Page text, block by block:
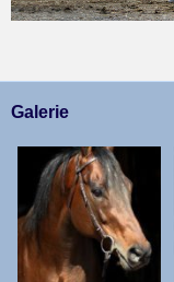
Galerie